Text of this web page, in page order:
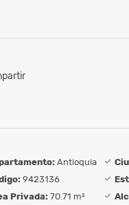
Antioquia
9423136
Privada: 70.71 m²